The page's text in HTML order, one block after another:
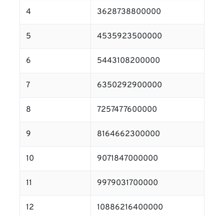
4 3628738800000
5 4535923500000
6 5443108200000
7 6350292900000
8 7257477600000
9 8164662300000
10 9071847000000
11 9979031700000
12 10886216400000